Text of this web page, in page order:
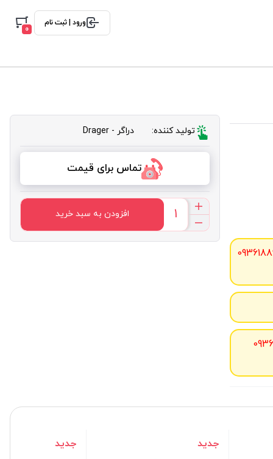
ورود | ثبت نام
0
تولید کننده: دراگر - Drager
تماس برای قیمت
افزودن به سبد خرید
جدید جدید